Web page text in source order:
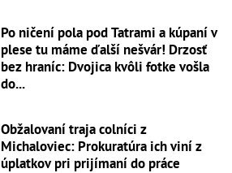
Po ničení pola pod Tatrami a kúpaní v
plese tu máme ďalší nešvár! Drzosť
bez hraníc: Dvojica kvôli fotke vošla
do...
Obžalovaní traja colníci z
Michaloviec: Prokuratúra ich viní z
úplatkov pri prijímaní do práce